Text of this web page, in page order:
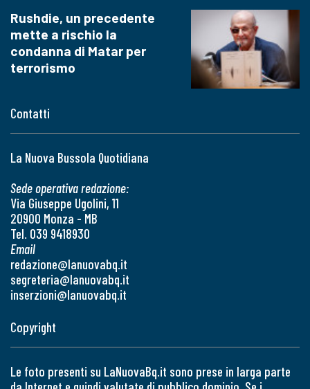
Contatti
La Nuova Bussola Quotidiana
Sede operativa redazione:
Via Giuseppe Ugolini, 11
20900 Monza - MB
Tel. 039 9418930
Email
redazione@lanuovabq.it
segreteria@lanuovabq.it
inserzioni@lanuovabq.it
Rushdie, un precedente
mette a rischio la
condanna di Matar per
terrorismo
Copyright
Le foto presenti su LaNuovaBq.it sono prese in larga parte